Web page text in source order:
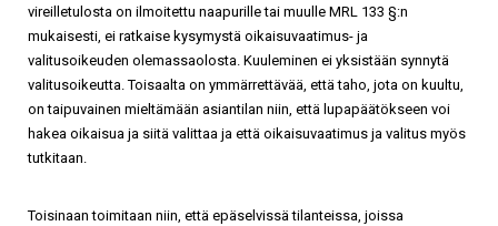
vireilletulosta on ilmoitettu naapurille tai muulle MRL 133 §:n
mukaisesti, ei ratkaise kysymystä oikaisuvaatimus- ja
valitusoikeuden olemassaolosta. Kuuleminen ei yksistään synnytä
valitusoikeutta. Toisaalta on ymmärrettävää, että taho, jota on kuultu,
on taipuvainen mieltämään asiantilan niin, että lupapäätökseen voi
hakea oikaisua ja siitä valittaa ja että oikaisuvaatimus ja valitus myös
tutkitaan.
Toisinaan toimitaan niin, että epäselvissä tilanteissa, joissa